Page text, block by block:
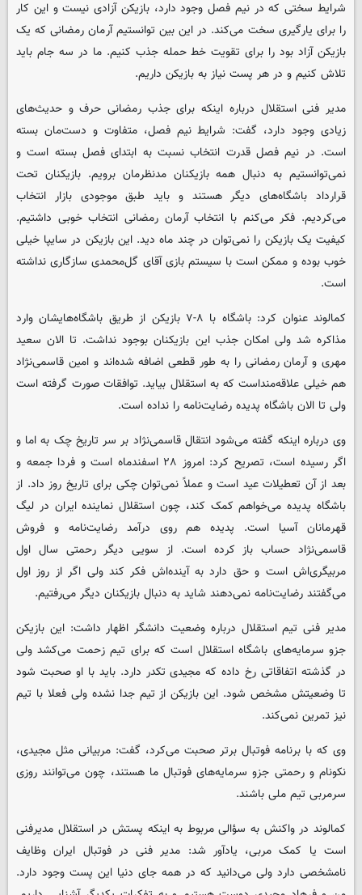
شرایط سختی که در نیم فصل وجود دارد، بازیکن آزادی نیست و این کار
را برای یارگیری سخت می‌کند. در این بین توانستیم آرمان رمضانی که یک
بازیکن آزاد بود را برای تقویت خط حمله جذب کنیم. ما در سه جام باید
تلاش کنیم و در هر پست نیاز به بازیکن داریم.
مدیر فنی استقلال درباره اینکه برای جذب رمضانی حرف و حدیث‌های
زیادی وجود دارد، گفت: شرایط نیم فصل، متفاوت و دست‌مان بسته
است. در نیم فصل قدرت انتخاب نسبت به ابتدای فصل بسته است و
نمی‌توانستیم به دنبال همه بازیکنان مدنظرمان برویم. بازیکنان تحت
قرارداد باشگاه‌های دیگر هستند و باید طبق موجودی بازار انتخاب
می‌کردیم. فکر می‌کنم با انتخاب آرمان رمضانی انتخاب خوبی داشتیم.
کیفیت یک بازیکن را نمی‌توان در چند ماه دید. این بازیکن در سایپا خیلی
خوب بوده و ممکن است با سیستم بازی آقای گل‌محمدی سازگاری نداشته
است.
کمالوند عنوان کرد: باشگاه با ۸-۷ بازیکن از طریق باشگاه‌هایشان وارد
مذاکره شد ولی امکان جذب این بازیکنان بوجود نداشت. تا الان سعید
مهری و آرمان رمضانی را به طور قطعی اضافه شده‌اند و امین قاسمی‌نژاد
هم خیلی علاقه‌منداست که به استقلال بیاید. توافقات صورت گرفته است
ولی تا الان باشگاه پدیده رضایت‌نامه را نداده است.
وی درباره اینکه گفته می‌شود انتقال قاسمی‌نژاد بر سر تاریخ چک به اما و
اگر رسیده است، تصریح کرد: امروز ۲۸ اسفندماه است و فردا جمعه و
بعد از آن تعطیلات عید است و عملاً نمی‌توان چکی برای تاریخ روز داد. از
باشگاه پدیده می‌خواهم کمک کند، چون استقلال نماینده ایران در لیگ
قهرمانان آسیا است. پدیده هم روی درآمد رضایت‌نامه و فروش
قاسمی‌نژاد حساب باز کرده است. از سویی دیگر رحمتی سال اول
مربیگری‌اش است و حق دارد به آینده‌اش فکر کند ولی اگر از روز اول
می‌گفتند رضایت‌نامه نمی‌دهند شاید به دنبال بازیکنان دیگر می‌رفتیم.
مدیر فنی تیم استقلال درباره وضعیت دانشگر اظهار داشت: این بازیکن
جزو سرمایه‌های باشگاه استقلال است که برای تیم زحمت می‌کشد ولی
در گذشته اتفاقاتی رخ داده که مجیدی تکدر دارد. باید با او صحبت شود
تا وضعیتش مشخص شود. این بازیکن از تیم جدا نشده ولی فعلا با تیم
نیز تمرین نمی‌کند.
وی که با برنامه فوتبال برتر صحبت می‌کرد، گفت: مربیانی مثل مجیدی،
نکونام و رحمتی جزو سرمایه‌های فوتبال ما هستند، چون می‌توانند روزی
سرمربی تیم ملی باشند.
کمالوند در واکنش به سؤالی مربوط به اینکه پستش در استقلال مدیرفنی
است یا کمک مربی، یادآور شد: مدیر فنی در فوتبال ایران وظایف
نامشخصی دارد ولی می‌دانید که در همه جای دنیا این پست وجود دارد.